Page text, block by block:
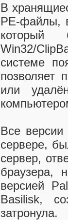
В
PE-файлы,
который
Win32/
системе
позволяет
или
Все
сервере,
сервер,
браузера,
версией
Basilisk,
затронула.